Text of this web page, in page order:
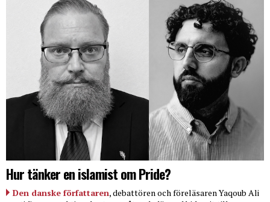
Hur tänker en islamist om Pride?
Den danske författaren, debattören och föreläsaren Yaqoub Ali